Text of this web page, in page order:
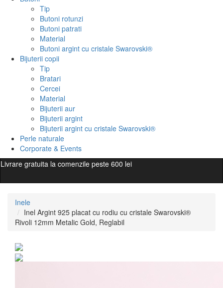
Tip
Butoni rotunzi
Butoni patrati
Material
Butoni argint cu cristale Swarovski®
Bijuterii copii
Tip
Bratari
Cercei
Material
Bijuterii aur
Bijuterii argint
Bijuterii argint cu cristale Swarovski®
Perle naturale
Corporate & Events
Livrare gratuita la comenzile peste 600 lei
Inele
Inel Argint 925 placat cu rodiu cu cristale Swarovski®
Rivoli 12mm Metalic Gold, Reglabil